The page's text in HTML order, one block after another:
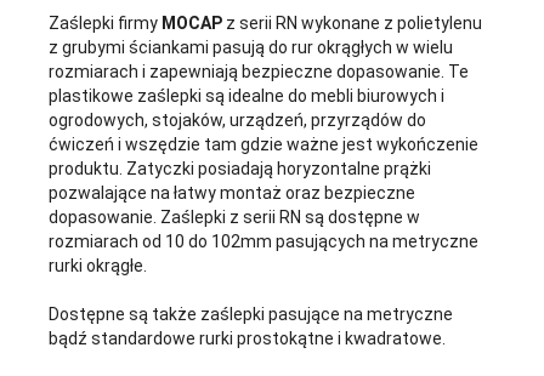
Zaślepki firmy MOCAP z serii RN wykonane z polietylenu
z grubymi ściankami pasują do rur okrągłych w wielu
rozmiarach i zapewniają bezpieczne dopasowanie. Te
plastikowe zaślepki są idealne do mebli biurowych i
ogrodowych, stojaków, urządzeń, przyrządów do
ćwiczeń i wszędzie tam gdzie ważne jest wykończenie
produktu. Zatyczki posiadają horyzontalne prążki
pozwalające na łatwy montaż oraz bezpieczne
dopasowanie. Zaślepki z serii RN są dostępne w
rozmiarach od 10 do 102mm pasujących na metryczne
rurki okrągłe.
Dostępne są także zaślepki pasujące na metryczne
bądź standardowe rurki prostokątne i kwadratowe.